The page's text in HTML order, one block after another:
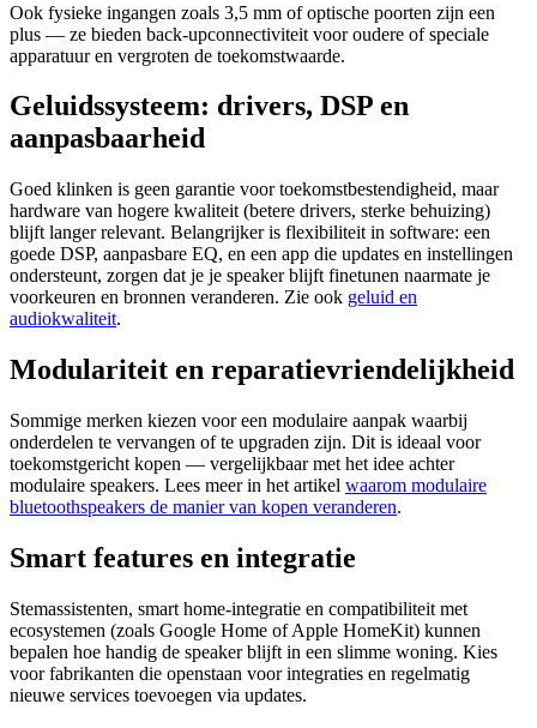
Ook fysieke ingangen zoals 3,5 mm of optische poorten zijn een
plus — ze bieden back-upconnectiviteit voor oudere of speciale
apparatuur en vergroten de toekomstwaarde.
Geluidssysteem: drivers, DSP en
aanpasbaarheid
Goed klinken is geen garantie voor toekomstbestendigheid, maar
hardware van hogere kwaliteit (betere drivers, sterke behuizing)
blijft langer relevant. Belangrijker is flexibiliteit in software: een
goede DSP, aanpasbare EQ, en een app die updates en instellingen
ondersteunt, zorgen dat je je speaker blijft finetunen naarmate je
voorkeuren en bronnen veranderen. Zie ook geluid en
audiokwaliteit.
Modulariteit en reparatievriendelijkheid
Sommige merken kiezen voor een modulaire aanpak waarbij
onderdelen te vervangen of te upgraden zijn. Dit is ideaal voor
toekomstgericht kopen — vergelijkbaar met het idee achter
modulaire speakers. Lees meer in het artikel waarom modulaire
bluetoothspeakers de manier van kopen veranderen.
Smart features en integratie
Stemassistenten, smart home-integratie en compatibiliteit met
ecosystemen (zoals Google Home of Apple HomeKit) kunnen
bepalen hoe handig de speaker blijft in een slimme woning. Kies
voor fabrikanten die openstaan voor integraties en regelmatig
nieuwe services toevoegen via updates.